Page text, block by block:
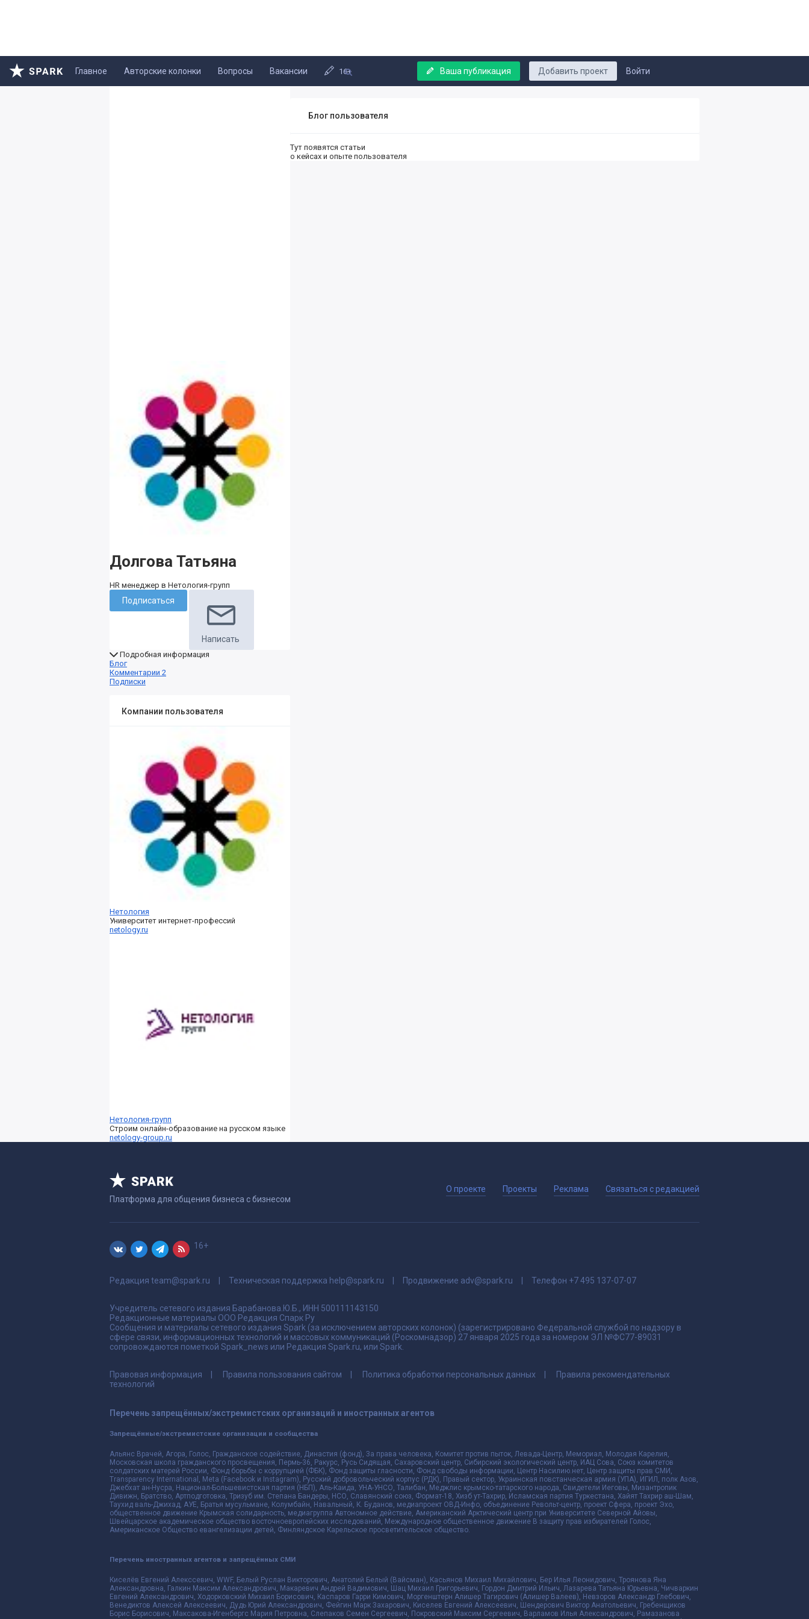
Войти
Добавить проект
Главное Авторские колонки Вопросы Вакансии Ваша публикация
16+
Долгова Татьяна
HR менеджер в Нетология-групп
Подписаться
Написать
Подробная информация
Блог
Комментарии 2
Подписки
Компании пользователя
Нетология
Университет интернет-профессий
netology.ru
Нетология-групп
Строим онлайн-образование на русском языке
netology-group.ru
Блог пользователя
Тут появятся статьи
о кейсах и опыте пользователя
Платформа для общения бизнеса с бизнесом
О проекте Проекты Реклама Связаться с редакцией
16+
Редакция team@spark.ru Техническая поддержка help@spark.ru Продвижение adv@spark.ru Телефон +7 495 137-07-07
Учредитель сетевого издания Барабанова.Ю.Б., ИНН 500111143150
Редакционные материалы ООО Редакция Спарк Ру
Сообщения и материалы сетевого издания Spark (за исключением авторских колонок) (зарегистрировано Федеральной службой по надзору в
сфере связи, информационных технологий и массовых коммуникаций (Роскомнадзор) 27 января 2025 года за номером ЭЛ №ФС77-89031
сопровождаются пометкой Spark_news или Редакция Spark.ru, или Spark.
Правовая информация Правила пользования сайтом Политика обработки персональных данных
Правила рекомендательных
технологий
Перечень запрещённых/экстремистских организаций и иностранных агентов
Запрещённые/экстремистские организации и сообщества
Альянс Врачей, Агора, Голос, Гражданское содействие, Династия (фонд), За права человека, Комитет против пыток, Левада-Центр, Мемориал, Молодая Карелия,
Московская школа гражданского просвещения, Пермь-36, Ракурс, Русь Сидящая, Сахаровский центр, Сибирский экологический центр, ИАЦ Сова, Союз комитетов
солдатских матерей России, Фонд борьбы с коррупцией (ФБК), Фонд защиты гласности, Фонд свободы информации, Центр Насилию.нет, Центр защиты прав СМИ,
Transparency International, Meta (Facebook и Instagram), Русский добровольческий корпус (РДК), Правый сектор, Украинская повстанческая армия (УПА), ИГИЛ, полк Азов,
Джебхат ан-Нусра, Национал-Большевистская партия (НБП), Аль-Каида, УНА-УНСО, Талибан, Меджлис крымско-татарского народа, Свидетели Иеговы, Мизантропик
Дивижн, Братство, Артподготовка, Тризуб им. Степана Бандеры, НСО, Славянский союз, Формат-18, Хизб ут-Тахрир, Исламская партия Туркестана, Хайят Тахрир аш-Шам,
Таухид валь-Джихад, АУЕ, Братья мусульмане, Колумбайн, Навальный, К. Буданов, медиапроект ОВД-Инфо, объединение Револьт-центр, проект Сфера, проект Эхо,
общественное движение Крымская солидарность, медиагруппа Автономное действие, Американский Арктический центр при Университете Северной Айовы,
Швейцарское академическое общество восточноевропейских исследований, Международное общественное движение В защиту прав избирателей Голос,
Американское Общество евангелизации детей, Финляндское Карельское просветительское общество.
Перечень иностранных агентов и запрещённых СМИ
Киселёв Евгений Алекссевич, WWF, Белый Руслан Викторович, Анатолий Белый (Вайсман), Касьянов Михаил Михайлович, Бер Илья Леонидович, Троянова Яна
Александровна, Галкин Максим Александрович, Макаревич Андрей Вадимович, Шац Михаил Григорьевич, Гордон Дмитрий Ильич, Лазарева Татьяна Юрьевна, Чичваркин
Евгений Александрович, Ходорковский Михаил Борисович, Каспаров Гарри Кимович, Моргенштерн Алишер Тагирович (Алишер Валеев), Невзоров Александр Глебович,
Венедиктов Алексей Алексеевич, Дудь Юрий Александрович, Фейгин Марк Захарович, Киселев Евгений Алексеевич, Шендерович Виктор Анатольевич, Гребенщиков
Борис Борисович, Максакова-Игенбергс Мария Петровна, Слепаков Семен Сергеевич, Покровский Максим Сергеевич, Варламов Илья Александрович, Рамазанова